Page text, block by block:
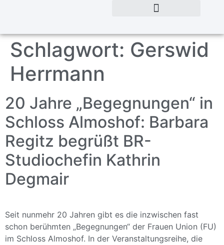
Schlagwort: Gerswid
Herrmann
20 Jahre „Begegnungen“ in
Schloss Almoshof: Barbara
Regitz begrüßt BR-
Studiochefin Kathrin
Degmair
Seit nunmehr 20 Jahren gibt es die inzwischen fast
schon berühmten „Begegnungen“ der Frauen Union (FU)
im Schloss Almoshof. In der Veranstaltungsreihe, die